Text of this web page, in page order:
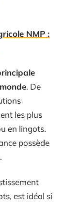
NMP :
. De
les plus
en lingots.
possède
est idéal si